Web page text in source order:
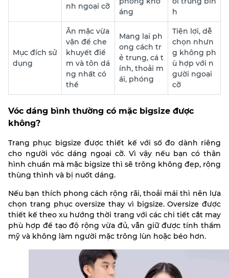
nh ngoại cỡ
áng
h
Mục đích sử
dụng
Ăn mặc vừa
vặn để che
khuyết điể
m và tôn dá
ng nhất có
thể
Mang lại ph
ong cách tr
ẻ trung, cá t
ính, thoải m
ái, phóng
Tiện lợi, dễ
chọn nhưn
g không ph
ù hợp với n
gười ngoại
cỡ
Vóc dáng bình thường có mặc bigsize được
không?
Trang phục bigsize được thiết kế với số đo dành riêng
cho người vóc dáng ngoại cỡ. Vì vậy nếu bạn có thân
hình chuẩn mà mặc bigsize thì sẽ trông không đẹp, rộng
thùng thình và bị nuốt dáng.
Nếu bạn thích phong cách rộng rãi, thoải mái thì nên lựa
chọn trang phục oversize thay vì bigsize. Oversize được
thiết kế theo xu hướng thời trang với các chi tiết cắt may
phù hợp để tạo độ rộng vừa đủ, vẫn giữ được tính thẩm
mỹ và không làm người mặc trông lùn hoặc béo hơn.